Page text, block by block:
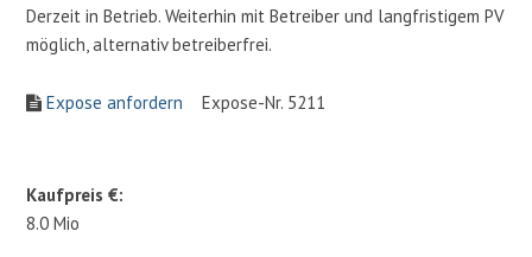
Derzeit in Betrieb. Weiterhin mit Betreiber und langfristigem PV
möglich, alternativ betreiberfrei.
Expose anfordern Expose-Nr. 5211
Kaufpreis €:
8.0 Mio